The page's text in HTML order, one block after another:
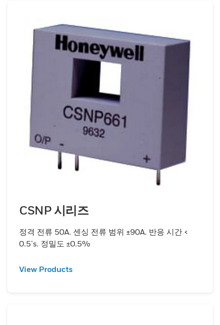
CSNP 시리즈
정격 전류 50A. 센싱 전류 범위 ±90A. 반응 시간 <
0.5μs. 정밀도 ±0.5%
View Products